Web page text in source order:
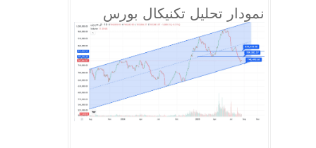
نمودار تحلیل تکنیکال بورس